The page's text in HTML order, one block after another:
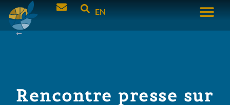
EN
Rencontre presse sur